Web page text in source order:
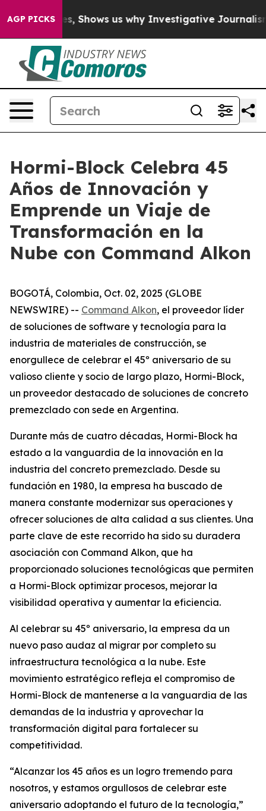
AGP PICKS
Failures, Shows us why Investigative Journalism
Hormi-Block Celebra 45
Años de Innovación y
Emprende un Viaje de
Transformación en la
Nube con Command Alkon
BOGOTÁ, Colombia, Oct. 02, 2025 (GLOBE
NEWSWIRE) -- Command Alkon, el proveedor líder
de soluciones de software y tecnología para la
industria de materiales de construcción, se
enorgullece de celebrar el 45º aniversario de su
valioso cliente y socio de largo plazo, Hormi-Block,
un proveedor destacado de soluciones de concreto
premezclado con sede en Argentina.
Durante más de cuatro décadas, Hormi-Block ha
estado a la vanguardia de la innovación en la
industria del concreto premezclado. Desde su
fundación en 1980, la empresa ha buscado de
manera constante modernizar sus operaciones y
ofrecer soluciones de alta calidad a sus clientes. Una
parte clave de este recorrido ha sido su duradera
asociación con Command Alkon, que ha
proporcionado soluciones tecnológicas que permiten
a Hormi-Block optimizar procesos, mejorar la
visibilidad operativa y aumentar la eficiencia.
Al celebrar su 45º aniversario, la empresa da un
nuevo paso audaz al migrar por completo su
infraestructura tecnológica a la nube. Este
movimiento estratégico refleja el compromiso de
Hormi-Block de mantenerse a la vanguardia de las
demandas de la industria y aprovechar la
transformación digital para fortalecer su
competitividad.
“Alcanzar los 45 años es un logro tremendo para
nosotros, y estamos orgullosos de celebrar este
aniversario adoptando el futuro de la tecnología,”